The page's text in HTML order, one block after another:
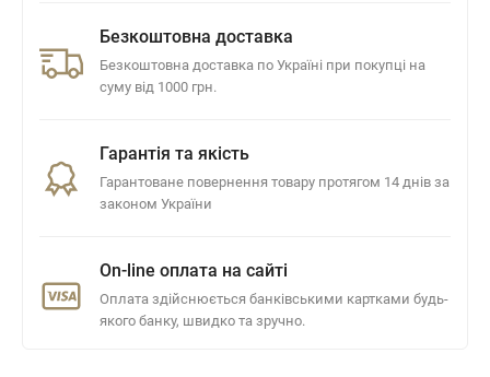
Безкоштовна доставка
Безкоштовна доставка по Україні при покупці на
суму від 1000 грн.
Гарантія та якість
Гарантоване повернення товару протягом 14 днів за
законом України
On-line оплата на сайті
Оплата здійснюється банківськими картками будь-
якого банку, швидко та зручно.